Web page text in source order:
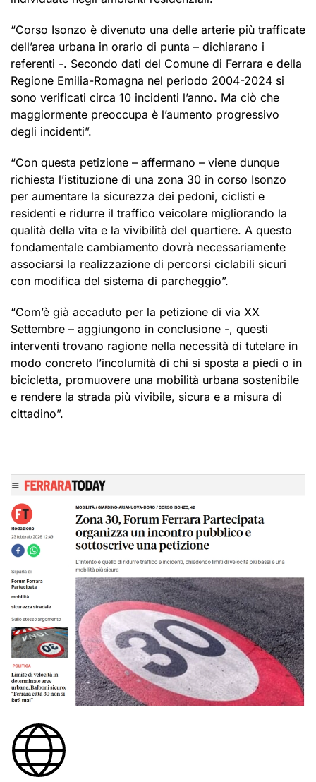
“Corso Isonzo è divenuto una delle arterie più trafficate
dell’area urbana in orario di punta – dichiarano i
referenti -. Secondo dati del Comune di Ferrara e della
Regione Emilia-Romagna nel periodo 2004-2024 si
sono verificati circa 10 incidenti l’anno. Ma ciò che
maggiormente preoccupa è l’aumento progressivo
degli incidenti”.
“Con questa petizione – affermano – viene dunque
richiesta l’istituzione di una zona 30 in corso Isonzo
per aumentare la sicurezza dei pedoni, ciclisti e
residenti e ridurre il traffico veicolare migliorando la
qualità della vita e la vivibilità del quartiere. A questo
fondamentale cambiamento dovrà necessariamente
associarsi la realizzazione di percorsi ciclabili sicuri
con modifica del sistema di parcheggio”.
“Com’è già accaduto per la petizione di via XX
Settembre – aggiungono in conclusione -, questi
interventi trovano ragione nella necessità di tutelare in
modo concreto l’incolumità di chi si sposta a piedi o in
bicicletta, promuovere una mobilità urbana sostenibile
e rendere la strada più vivibile, sicura e a misura di
cittadino”.
Ingrandisci